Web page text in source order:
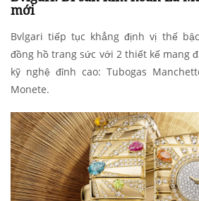
mới
Bvlgari tiếp tục khẳng định vị thế
đồng hồ trang sức với 2 thiết kế mang
kỹ nghệ đỉnh cao: Tubogas
Monete.